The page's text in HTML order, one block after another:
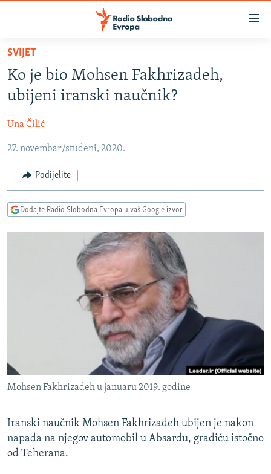
Pređite
glavni
sadržaj
Pređite
na
navigaciju
Pređite
pretragu
BOSNA I HERCEGOVINA
SRBIJA
KOSOVO
CRNA GORA
VIZUELNO
FOTOGALERIJE
PODCASTI
RAT U UKRAJINI
KINA NA BALKANU
RSE PRIČE IZ SVIJETA
GENOCID U SREBRENICI
POPLAVE I KLIZIŠTA U BIH 2024.
POST SCRIPTUM
MOJA EVROPA
Sve RFE/RL stranice
SVIJET
Ko je bio Mohsen Fakhrizadeh,
ubijeni iranski naučnik?
Una Čilić
27. novembar/studeni, 2020.
Podijelite
Dodajte Radio Slobodna Evropa u vaš Google izvor
Mohsen Fakhrizadeh u januaru 2019. godine
Iranski naučnik Mohsen Fakhrizadeh ubijen je nakon
napada na njegov automobil u Absardu, gradiću istočno
od Teherana.